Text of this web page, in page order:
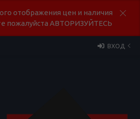
отображения цен и наличия
пожалуйста АВТОРИЗУЙТЕСЬ
ВХОД